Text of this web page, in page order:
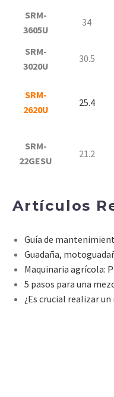
SRM-
3605U
34
SRM-
3020U
30.5
SRM-
2620U
25.4
SRM-
22GESU
21.2
Artículos
Guía de
Guadaña,
Maquinaria agrícola:
5 pasos para una
¿Es crucial realizar